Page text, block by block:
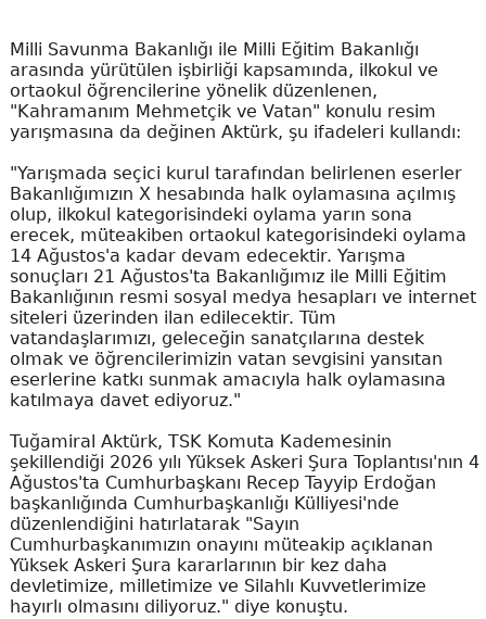
Milli Savunma Bakanlığı ile Milli Eğitim Bakanlığı
arasında yürütülen işbirliği kapsamında, ilkokul ve
ortaokul öğrencilerine yönelik düzenlenen,
"Kahramanım Mehmetçik ve Vatan" konulu resim
yarışmasına da değinen Aktürk, şu ifadeleri kullandı:
"Yarışmada seçici kurul tarafından belirlenen eserler
Bakanlığımızın X hesabında halk oylamasına açılmış
olup, ilkokul kategorisindeki oylama yarın sona
erecek, müteakiben ortaokul kategorisindeki oylama
14 Ağustos'a kadar devam edecektir. Yarışma
sonuçları 21 Ağustos'ta Bakanlığımız ile Milli Eğitim
Bakanlığının resmi sosyal medya hesapları ve internet
siteleri üzerinden ilan edilecektir. Tüm
vatandaşlarımızı, geleceğin sanatçılarına destek
olmak ve öğrencilerimizin vatan sevgisini yansıtan
eserlerine katkı sunmak amacıyla halk oylamasına
katılmaya davet ediyoruz."
Tuğamiral Aktürk, TSK Komuta Kademesinin
şekillendiği 2026 yılı Yüksek Askeri Şura Toplantısı'nın 4
Ağustos'ta Cumhurbaşkanı Recep Tayyip Erdoğan
başkanlığında Cumhurbaşkanlığı Külliyesi'nde
düzenlendiğini hatırlatarak "Sayın
Cumhurbaşkanımızın onayını müteakip açıklanan
Yüksek Askeri Şura kararlarının bir kez daha
devletimize, milletimize ve Silahlı Kuvvetlerimize
hayırlı olmasını diliyoruz." diye konuştu.